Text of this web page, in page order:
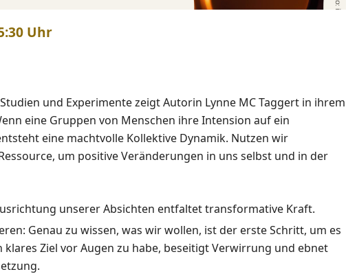
Uhr
und Experimente zeigt Autorin Lynne MC Taggert in ihrem
eine Gruppen von Menschen ihre Intension auf ein
eine machtvolle Kollektive Dynamik. Nutzen wir
um positive Veränderungen in uns selbst und in der
unserer Absichten entfaltet transformative Kraft.
Genau zu wissen, was wir wollen, ist der erste Schritt, um es
Ziel vor Augen zu habe, beseitigt Verwirrung und ebnet